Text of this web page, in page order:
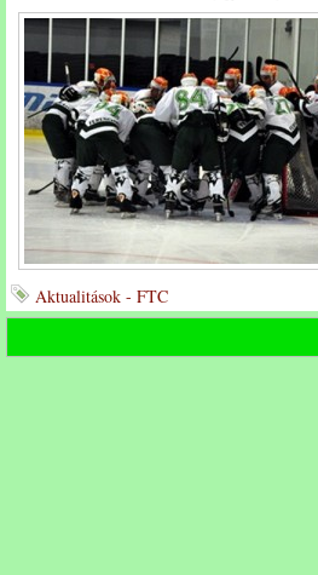
Aktualitások - FTC